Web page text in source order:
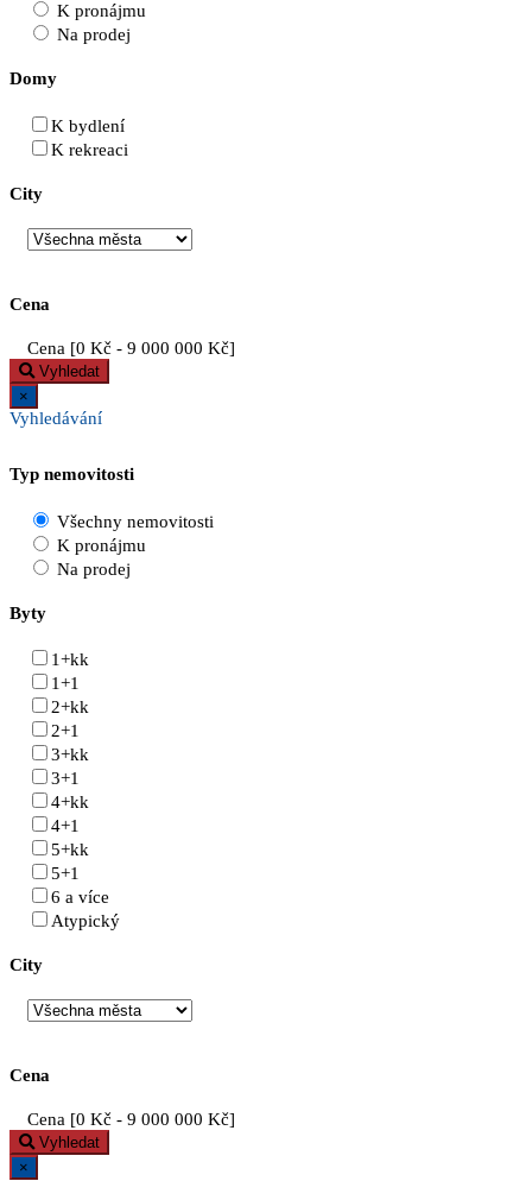
K pronájmu
Na prodej
Domy
K bydlení
K rekreaci
City
Cena
Cena [0 Kč - 9 000 000 Kč]
Vyhledat
×
Vyhledávání
Typ nemovitosti
Všechny nemovitosti
K pronájmu
Na prodej
Byty
1+kk
1+1
2+kk
2+1
3+kk
3+1
4+kk
4+1
5+kk
5+1
6 a více
Atypický
City
Cena
Cena [0 Kč - 9 000 000 Kč]
Vyhledat
×